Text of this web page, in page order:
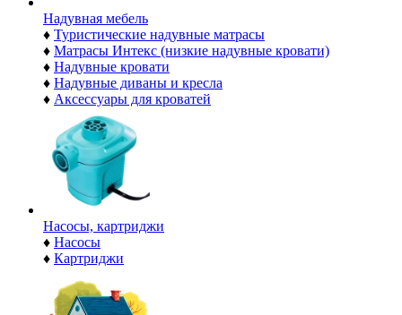
Надувная мебель
♦ Туристические надувные матрасы
♦ Матрасы Интекс (низкие надувные кровати)
♦ Надувные кровати
♦ Надувные диваны и кресла
♦ Аксессуары для кроватей
Насосы, картриджи
♦ Насосы
♦ Картриджи